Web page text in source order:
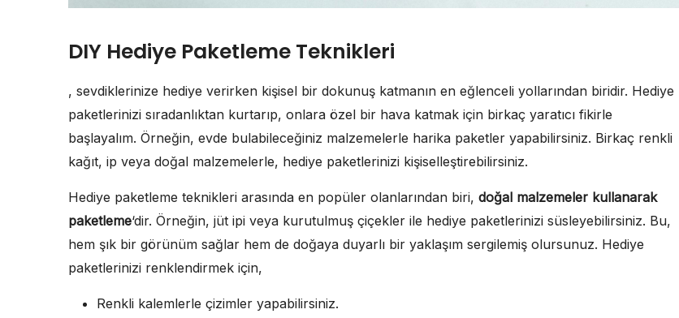
DIY Hediye Paketleme Teknikleri
, sevdiklerinize hediye verirken kişisel bir dokunuş katmanın en eğlenceli yollarından biridir. Hediye
paketlerinizi sıradanlıktan kurtarıp, onlara özel bir hava katmak için birkaç yaratıcı fikirle
başlayalım. Örneğin, evde bulabileceğiniz malzemelerle harika paketler yapabilirsiniz. Birkaç renkli
kağıt, ip veya doğal malzemelerle, hediye paketlerinizi kişiselleştirebilirsiniz.
Hediye paketleme teknikleri arasında en popüler olanlarından biri, doğal malzemeler kullanarak
paketleme‘dir. Örneğin, jüt ipi veya kurutulmuş çiçekler ile hediye paketlerinizi süsleyebilirsiniz. Bu,
hem şık bir görünüm sağlar hem de doğaya duyarlı bir yaklaşım sergilemiş olursunuz. Hediye
paketlerinizi renklendirmek için,
Renkli kalemlerle çizimler yapabilirsiniz.